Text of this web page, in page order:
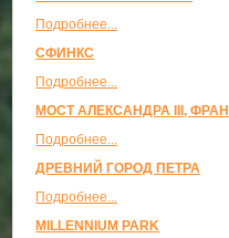
Подробнее...
СФИНКС
Подробнее...
МОСТ АЛЕКСАНДРА III,
Подробнее...
ДРЕВНИЙ ГОРОД ПЕТРА
Подробнее...
MILLENNIUM PARK